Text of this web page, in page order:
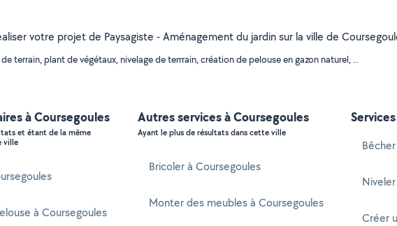
votre projet de Paysagiste - Aménagement du jardin sur la ville de
terrain, plant de végétaux, nivelage de terrrain, création de pelouse en gazon naturel, ..
à Coursegoules
et étant de la même
ville
à Coursegoules
Autres services à Coursegoules
Ayant le plus de résultats dans cette ville
Bricoler à Coursegoules
Monter des meubles à Coursegoules
Créer